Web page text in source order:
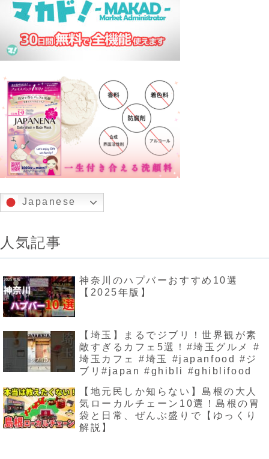
Japanese
人気記事
神奈川のハプバーおすすめ10選
【2025年版】
【埼玉】まるでジブリ！世界観が素
敵すぎるカフェ5選！#埼玉グルメ #
埼玉カフェ #埼玉 #japanfood #ジ
ブリ#japan #ghibli #ghiblifood
【地元民しか知らない】島根の大人
気ローカルチェーン10選！島根の胃
袋と日常、ぜんぶ盛りで【ゆっくり
解説】